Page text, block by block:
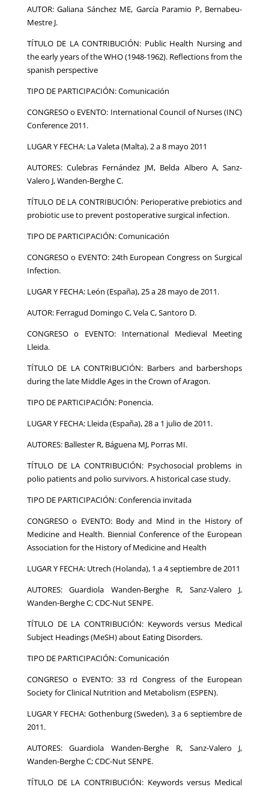
AUTOR: Galiana Sánchez ME, García Paramio P, Bernabeu-
Mestre J.
TÍTULO DE LA CONTRIBUCIÓN: Public Health Nursing and
the early years of the WHO (1948-1962). Reflections from the
spanish perspective
TIPO DE PARTICIPACIÓN: Comunicación
CONGRESO o EVENTO: International Council of Nurses (INC)
Conference 2011.
LUGAR Y FECHA: La Valeta (Malta), 2 a 8 mayo 2011
AUTORES: Culebras Fernández JM, Belda Albero A, Sanz-
Valero J, Wanden-Berghe C.
TÍTULO DE LA CONTRIBUCIÓN: Perioperative prebiotics and
probiotic use to prevent postoperative surgical infection.
TIPO DE PARTICIPACIÓN: Comunicación
CONGRESO o EVENTO: 24th European Congress on Surgical
Infection.
LUGAR Y FECHA: León (España), 25 a 28 mayo de 2011.
AUTOR: Ferragud Domingo C, Vela C, Santoro D.
CONGRESO o EVENTO: International Medieval Meeting
Lleida.
TÍTULO DE LA CONTRIBUCIÓN: Barbers and barbershops
during the late Middle Ages in the Crown of Aragon.
TIPO DE PARTICIPACIÓN: Ponencia.
LUGAR Y FECHA: Lleida (España), 28 a 1 julio de 2011.
AUTORES: Ballester R, Báguena MJ, Porras MI.
TÍTULO DE LA CONTRIBUCIÓN: Psychosocial problems in
polio patients and polio survivors. A historical case study.
TIPO DE PARTICIPACIÓN: Conferencia invitada
CONGRESO o EVENTO: Body and Mind in the History of
Medicine and Health. Biennial Conference of the European
Association for the History of Medicine and Health
LUGAR Y FECHA: Utrech (Holanda), 1 a 4 septiembre de 2011
AUTORES: Guardiola Wanden-Berghe R, Sanz-Valero J,
Wanden-Berghe C; CDC-Nut SENPE.
TÍTULO DE LA CONTRIBUCIÓN: Keywords versus Medical
Subject Headings (MeSH) about Eating Disorders.
TIPO DE PARTICIPACIÓN: Comunicación
CONGRESO o EVENTO: 33 rd Congress of the European
Society for Clinical Nutrition and Metabolism (ESPEN).
LUGAR Y FECHA: Gothenburg (Sweden), 3 a 6 septiembre de
2011.
AUTORES: Guardiola Wanden-Berghe R, Sanz-Valero J,
Wanden-Berghe C; CDC-Nut SENPE.
TÍTULO DE LA CONTRIBUCIÓN: Keywords versus Medical